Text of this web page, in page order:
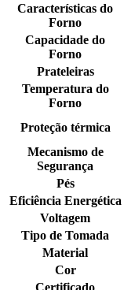
Características do
Forno
Capacidade do
Forno
Prateleiras
Temperatura do
Forno
Proteção térmica
Mecanismo de
Segurança
Pés
Eficiência Energética
Voltagem
Tipo de Tomada
Material
Cor
Certificado